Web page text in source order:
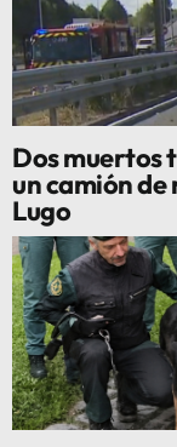
Dos muertos
un camión
Lugo